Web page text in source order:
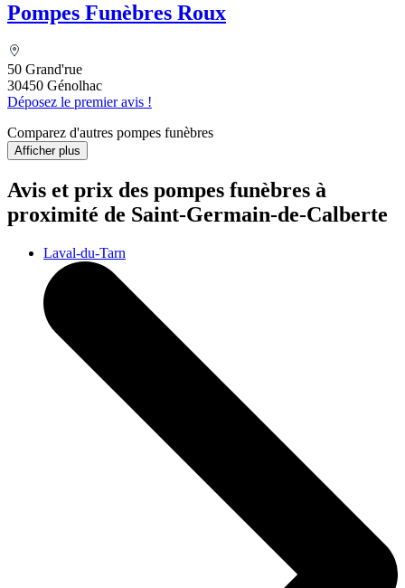
Pompes Funèbres Roux
50 Grand'rue
30450 Génolhac
Déposez le premier avis !
Comparez d'autres pompes funèbres
Afficher plus
Avis et prix des pompes funèbres à
proximité de Saint-Germain-de-Calberte
Laval-du-Tarn